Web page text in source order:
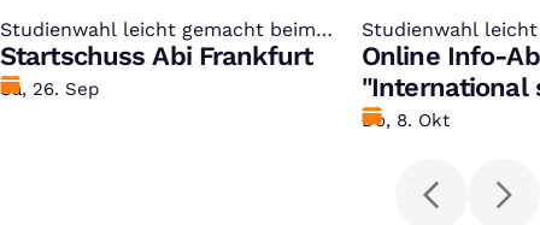
Studienwahl leicht gemacht beim
kostenlosen Studien-Infotag
:
Startschuss Abi Frankfurt
Datum
Sa, 26. Sep
Studienwahl
kostenlosen
:
Online Info-
"International
Datum
Do, 8. Okt